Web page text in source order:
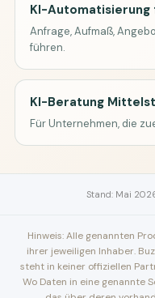
KI-Automatisierung
Anfrage, Aufmaß,
führen.
KI-Beratung
Für Unternehmen, die
Stand: Mai
Hinweis: Alle genannten
ihrer jeweiligen Inhaber.
steht in keiner offiziellen
Wo Daten in eine genannte